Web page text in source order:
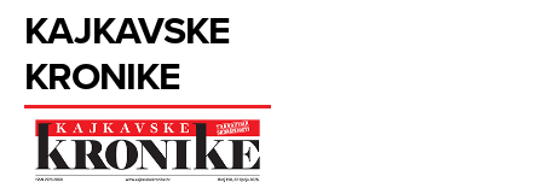
KAJKAVSKE
KRONIKE